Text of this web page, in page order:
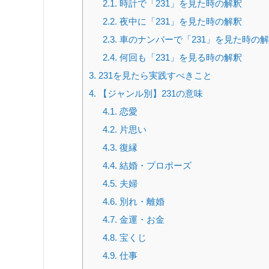
2.1. 時計で「231」を見た時の解釈
2.2. 夜中に「231」を見た時の解釈
2.3. 車のナンバーで「231」を見た時の
2.4. 何回も「231」を見る時の解釈
3. 231を見たら実践すべきこと
4. 【ジャンル別】231の意味
4.1. 恋愛
4.2. 片思い
4.3. 復縁
4.4. 結婚・プロポーズ
4.5. 夫婦
4.6. 別れ・離婚
4.7. 金運・お金
4.8. 宝くじ
4.9. 仕事